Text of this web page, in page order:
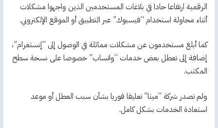
الرقمية ارتفاعا حادا في بلاغات المستخدمين الذين واجهوا مشكلات
أثناء محاولة استخدام “فيسبوك” عبر التطبيق أو الموقع الإلكتروني.
كما أبلغ مستخدمون عن مشكلات مماثلة في الوصول إلى “إنستغرام”،
إضافة إلى تعطل بعض خدمات “واتساب” خصوصا على نسخة سطح
المكتب.
ولم تصدر شركة “ميتا” تعليقا فوريا بشأن سبب العطل أو موعد
استعادة الخدمات بشكل كامل.